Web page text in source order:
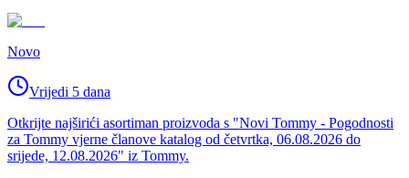
Novo
Vrijedi 5 dana
Otkrijte najširići asortiman proizvoda s "Novi Tommy - Pogodnosti
za Tommy vjerne članove katalog od četvrtka, 06.08.2026 do
srijede, 12.08.2026" iz Tommy.